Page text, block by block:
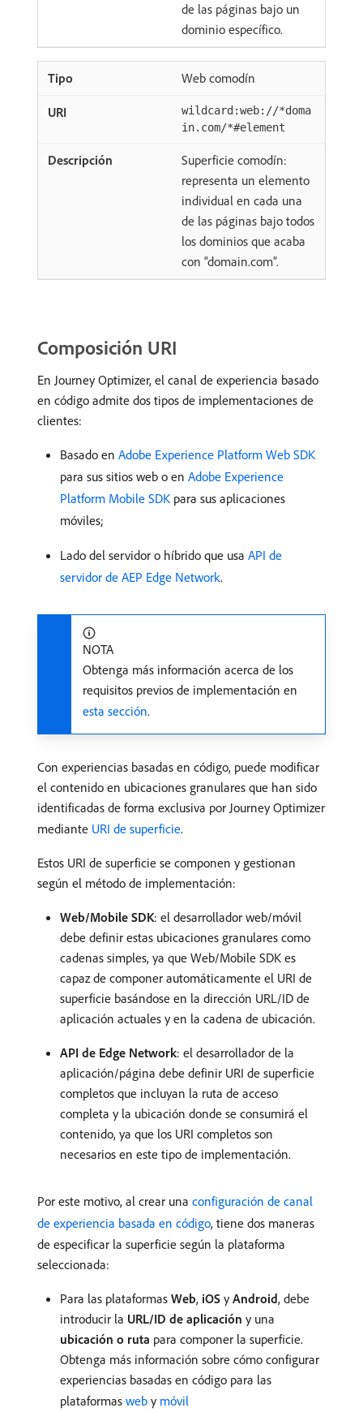
de las páginas bajo un
dominio específico.
Web comodín
wildcard:web://*doma
in.com/*#element
Superficie comodín:
representa un elemento
individual en cada una
de las páginas bajo todos
los dominios que acaba
con “domain.com”.
Composición URI
En Journey Optimizer, el canal de experiencia basado
en código admite dos tipos de implementaciones de
clientes:
Basado en Adobe Experience Platform Web SDK
para sus sitios web o en Adobe Experience
Platform Mobile SDK para sus aplicaciones
móviles;
Lado del servidor o híbrido que usa API de
servidor de AEP Edge Network.
NOTA
Obtenga más información acerca de los
requisitos previos de implementación en
esta sección.
Con experiencias basadas en código, puede modificar
el contenido en ubicaciones granulares que han sido
identificadas de forma exclusiva por Journey Optimizer
mediante URI de superficie.
Estos URI de superficie se componen y gestionan
según el método de implementación:
Web/Mobile SDK: el desarrollador web/móvil
debe definir estas ubicaciones granulares como
cadenas simples, ya que Web/Mobile SDK es
capaz de componer automáticamente el URI de
superficie basándose en la dirección URL/ID de
aplicación actuales y en la cadena de ubicación.
API de Edge Network: el desarrollador de la
aplicación/página debe definir URI de superficie
completos que incluyan la ruta de acceso
completa y la ubicación donde se consumirá el
contenido, ya que los URI completos son
necesarios en este tipo de implementación.
Por este motivo, al crear una configuración de canal
de experiencia basada en código, tiene dos maneras
de especificar la superficie según la plataforma
seleccionada:
Para las plataformas Web, iOS yAndroid, debe
introducir la URL/ID de aplicación y una
ubicación o ruta para componer la superficie.
Obtenga más información sobre cómo configurar
experiencias basadas en código para las
plataformas web y móvil